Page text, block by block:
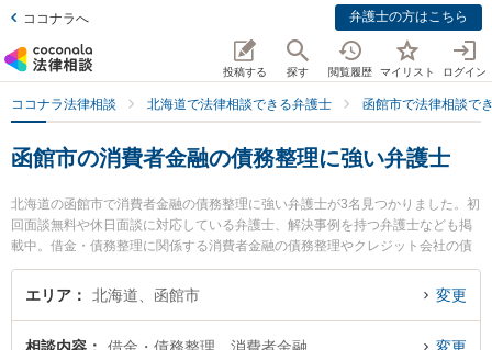
ココナラへ 弁護士の方はこちら
投稿する 探す 閲覧履歴 マイリスト ログイン
ココナラ法律相談 北海道で法律相談できる弁護士 函館市で法律相談で
函館市の消費者金融の債務整理に強い弁護士
北海道の函館市で消費者金融の債務整理に強い弁護士が3名見つかりました。初
回面談無料や休日面談に対応している弁護士、解決事例を持つ弁護士なども掲
載中。借金・債務整理に関係する消費者金融の債務整理やクレジット会社の債
務整理、リボ払いの債務整理等の細かな分野での絞り込み検索もでき便利で
す。特にたんざわ法律事務所の丹澤 友佑弁護士や杉本法律事務所の杉本 元熙弁
エリア 北海道、函館市 変更